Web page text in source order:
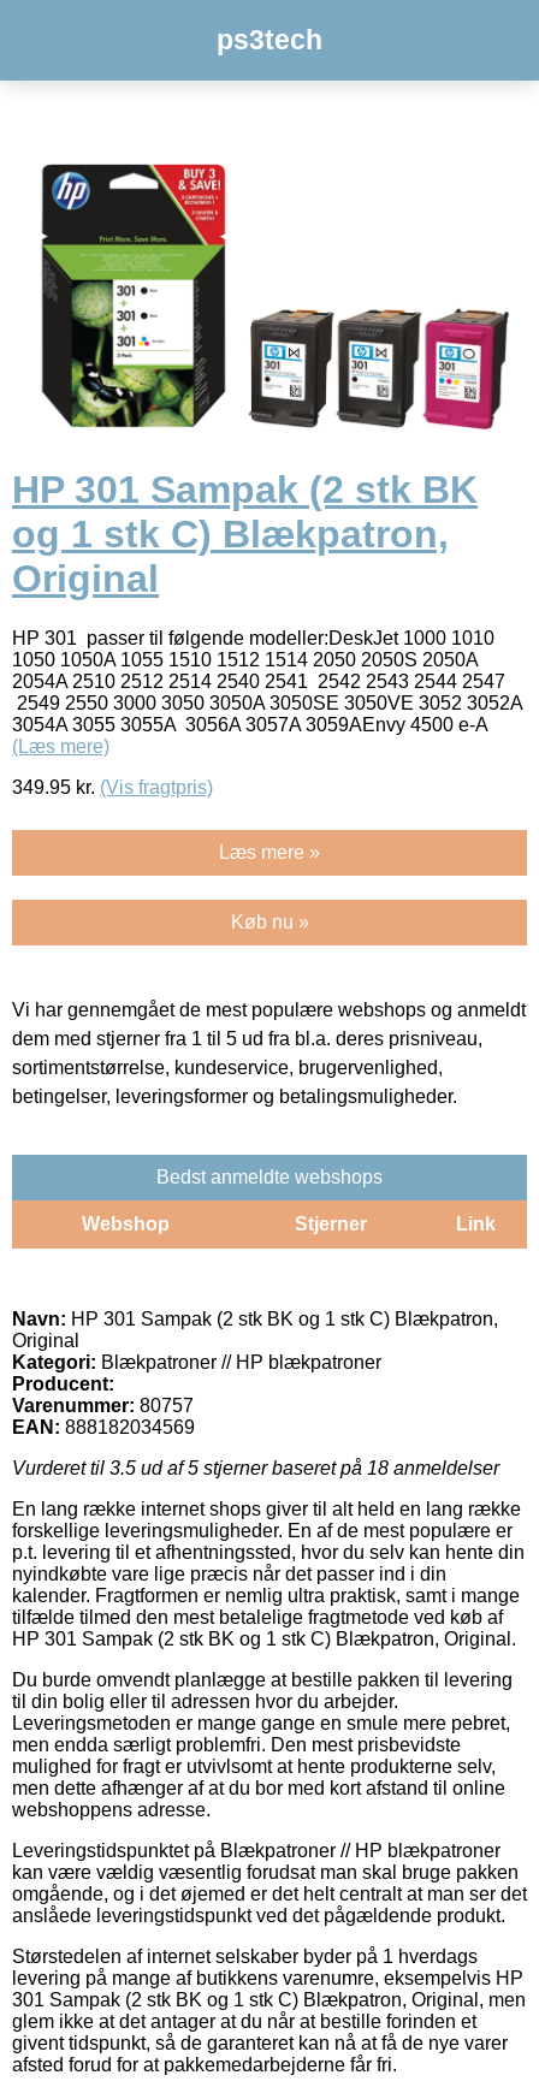
ps3tech
HP 301 Sampak (2 stk BK
og 1 stk C) Blækpatron,
Original
HP 301 passer til følgende modeller:DeskJet 1000 1010
1050 1050A 1055 1510 1512 1514 2050 2050S 2050A
2054A 2510 2512 2514 2540 2541 2542 2543 2544 2547
2549 2550 3000 3050 3050A 3050SE 3050VE 3052 3052A
3054A 3055 3055A 3056A 3057A 3059AEnvy 4500 e-A
(Læs mere)
349.95 kr. (Vis fragtpris)
Læs mere »
Køb nu »
Vi har gennemgået de mest populære webshops og anmeldt
dem med stjerner fra 1 til 5 ud fra bl.a. deres prisniveau,
sortimentstørrelse, kundeservice, brugervenlighed,
betingelser, leveringsformer og betalingsmuligheder.
Bedst anmeldte webshops
Webshop Stjerner Link
Navn: HP 301 Sampak (2 stk BK og 1 stk C) Blækpatron,
Original
Kategori: Blækpatroner // HP blækpatroner
Producent:
Varenummer: 80757
EAN: 888182034569
Vurderet til 3.5 ud af 5 stjerner baseret på 18 anmeldelser
En lang række internet shops giver til alt held en lang række
forskellige leveringsmuligheder. En af de mest populære er
p.t. levering til et afhentningssted, hvor du selv kan hente din
nyindkøbte vare lige præcis når det passer ind i din
kalender. Fragtformen er nemlig ultra praktisk, samt i mange
tilfælde tilmed den mest betalelige fragtmetode ved køb af
HP 301 Sampak (2 stk BK og 1 stk C) Blækpatron, Original.
Du burde omvendt planlægge at bestille pakken til levering
til din bolig eller til adressen hvor du arbejder.
Leveringsmetoden er mange gange en smule mere pebret,
men endda særligt problemfri. Den mest prisbevidste
mulighed for fragt er utvivlsomt at hente produkterne selv,
men dette afhænger af at du bor med kort afstand til online
webshoppens adresse.
Leveringstidspunktet på Blækpatroner // HP blækpatroner
kan være vældig væsentlig forudsat man skal bruge pakken
omgående, og i det øjemed er det helt centralt at man ser det
anslåede leveringstidspunkt ved det pågældende produkt.
Størstedelen af internet selskaber byder på 1 hverdags
levering på mange af butikkens varenumre, eksempelvis HP
301 Sampak (2 stk BK og 1 stk C) Blækpatron, Original, men
glem ikke at det antager at du når at bestille forinden et
givent tidspunkt, så de garanteret kan nå at få de nye varer
afsted forud for at pakkemedarbejderne får fri.